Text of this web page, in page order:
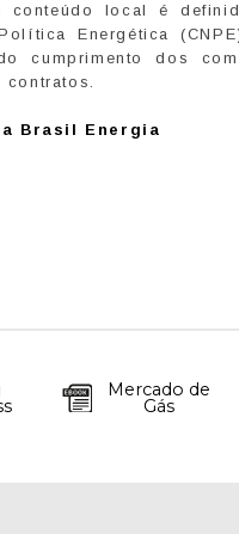
local é
Energética
cumprimento dos
Brasil Energia
Mercado de
Gás